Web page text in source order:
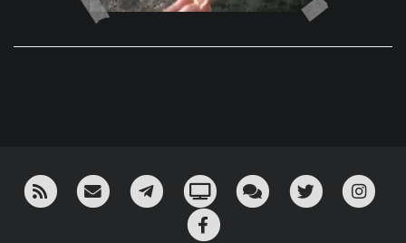
RSS ¡Mándame un email!¡Nuestro canal en Telegram!
Oink! TV Charla con nosotros
Twitter